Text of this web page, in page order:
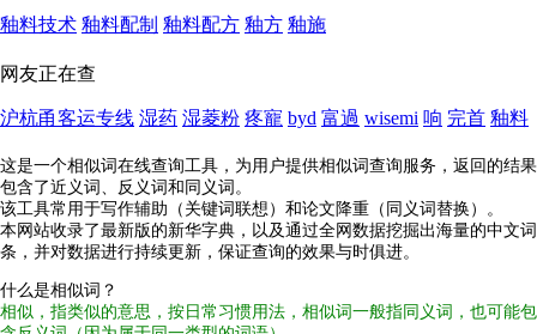
釉料技术 釉料配制 釉料配方 釉方 釉施
网友正在查
沪杭甬客运专线 湿药 湿菱粉 疼寵 byd 富過 wisemi 响 完首 釉料
这是一个相似词在线查询工具，为用户提供相似词查询服务，返回的结果
包含了近义词、反义词和同义词。
该工具常用于写作辅助（关键词联想）和论文降重（同义词替换）。
本网站收录了最新版的新华字典，以及通过全网数据挖掘出海量的中文词
条，并对数据进行持续更新，保证查询的效果与时俱进。
什么是相似词？
相似，指类似的意思，按日常习惯用法，相似词一般指同义词，也可能包